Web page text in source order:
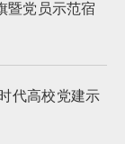
暨党员示范宿
代高校党建示